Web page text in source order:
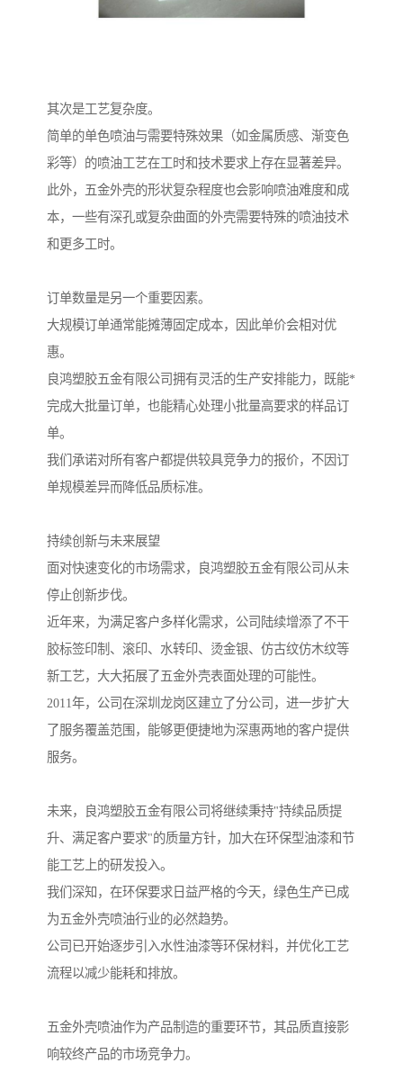
其次是工艺复杂度。
简单的单色喷油与需要特殊效果（如金属质感、渐变色
彩等）的喷油工艺在工时和技术要求上存在显著差异。
此外，五金外壳的形状复杂程度也会影响喷油难度和成
本，一些有深孔或复杂曲面的外壳需要特殊的喷油技术
和更多工时。
订单数量是另一个重要因素。
大规模订单通常能摊薄固定成本，因此单价会相对优
惠。
良鸿塑胶五金有限公司拥有灵活的生产安排能力，既能*
完成大批量订单，也能精心处理小批量高要求的样品订
单。
我们承诺对所有客户都提供较具竞争力的报价，不因订
单规模差异而降低品质标准。
持续创新与未来展望
面对快速变化的市场需求，良鸿塑胶五金有限公司从未
停止创新步伐。
近年来，为满足客户多样化需求，公司陆续增添了不干
胶标签印制、滚印、水转印、烫金银、仿古纹仿木纹等
新工艺，大大拓展了五金外壳表面处理的可能性。
2011年，公司在深圳龙岗区建立了分公司，进一步扩大
了服务覆盖范围，能够更便捷地为深惠两地的客户提供
服务。
未来，良鸿塑胶五金有限公司将继续秉持"持续品质提
升、满足客户要求"的质量方针，加大在环保型油漆和节
能工艺上的研发投入。
我们深知，在环保要求日益严格的今天，绿色生产已成
为五金外壳喷油行业的必然趋势。
公司已开始逐步引入水性油漆等环保材料，并优化工艺
流程以减少能耗和排放。
五金外壳喷油作为产品制造的重要环节，其品质直接影
响较终产品的市场竞争力。